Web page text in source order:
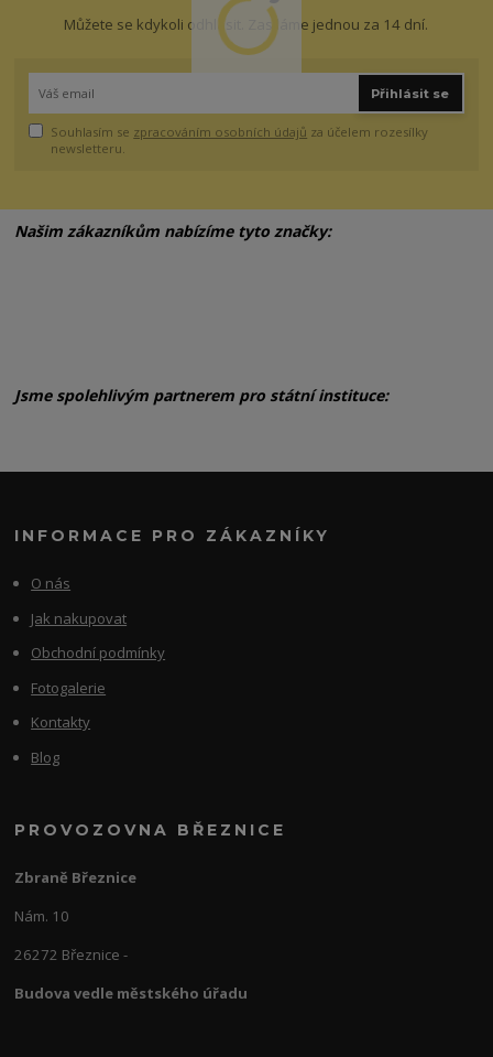
Můžete se kdykoli odhlásit. Zasíláme jednou za 14 dní.
Přihlásit se
Souhlasím se zpracováním osobních údajů za účelem rozesílky
newsletteru.
Našim zákazníkům nabízíme tyto značky:
Jsme spolehlivým partnerem pro státní instituce:
INFORMACE PRO ZÁKAZNÍKY
O nás
Jak nakupovat
Obchodní podmínky
Fotogalerie
Kontakty
Blog
PROVOZOVNA BŘEZNICE
Zbraně Březnice
Nám. 10
26272 Březnice -
Budova vedle městského úřadu